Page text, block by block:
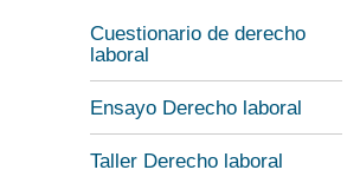
Cuestionario de derecho
laboral
Ensayo Derecho laboral
Taller Derecho laboral